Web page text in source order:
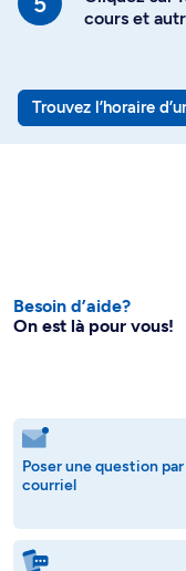
cours et
Trouvez l’horaire
Besoin d’aide?
On est là pour vous!
Poser une question par
courriel